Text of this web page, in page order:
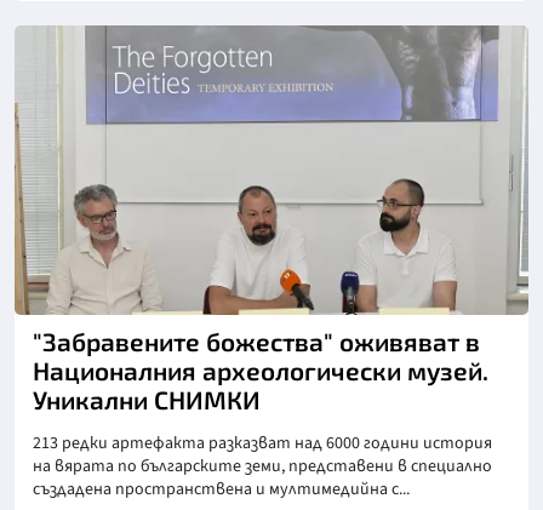
"Забравените божества" оживяват в
Националния археологически музей.
Уникални СНИМКИ
213 редки артефакта разказват над 6000 години история
на вярата по българските земи, представени в специално
създадена пространствена и мултимедийна с...